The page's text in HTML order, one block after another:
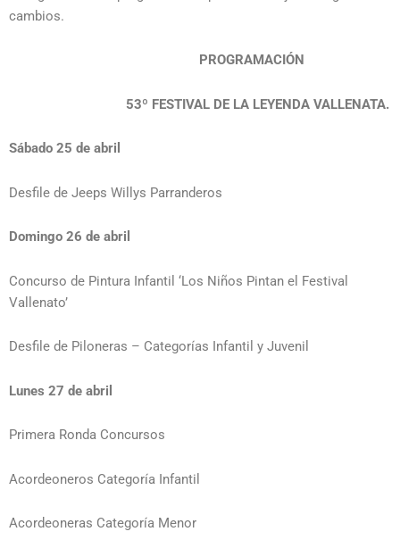
cambios.
PROGRAMACIÓN
53º FESTIVAL DE LA LEYENDA VALLENATA.
Sábado 25 de abril
Desfile de Jeeps Willys Parranderos
Domingo 26 de abril
Concurso de Pintura Infantil ‘Los Niños Pintan el Festival
Vallenato’
Desfile de Piloneras – Categorías Infantil y Juvenil
Lunes 27 de abril
Primera Ronda Concursos
Acordeoneros Categoría Infantil
Acordeoneras Categoría Menor